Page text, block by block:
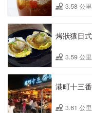
3.58 公里
烤狀猿日
3.59 公里
港町十三
3.61 公里